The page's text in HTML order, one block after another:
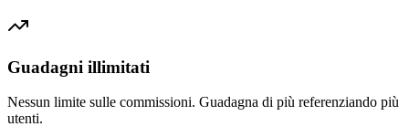
Guadagni illimitati
Nessun limite sulle commissioni. Guadagna di più referenziando più
utenti.